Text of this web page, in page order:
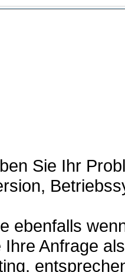
Sie Ihr
ebenfalls
Ihre Anfrage